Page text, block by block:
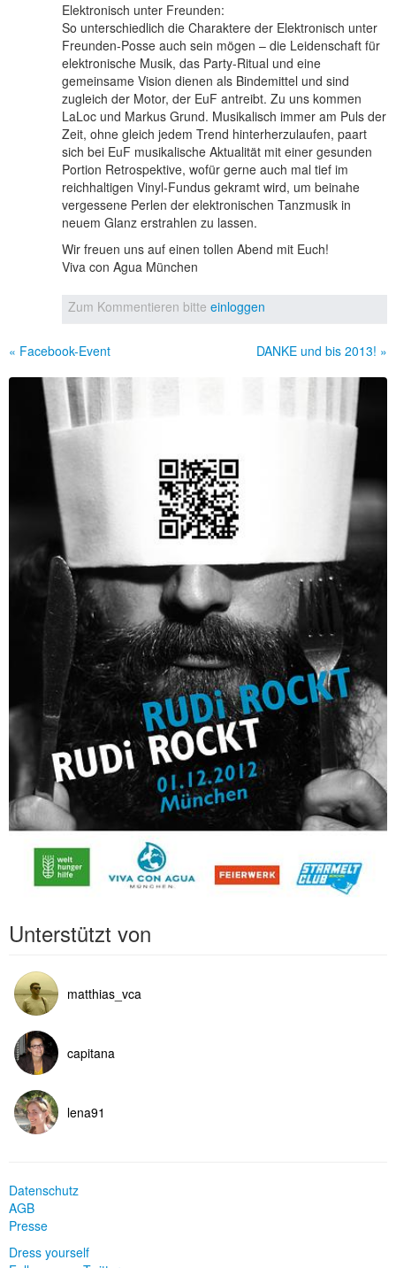
Elektronisch unter Freunden:
So unterschiedlich die Charaktere der Elektronisch unter
Freunden-Posse auch sein mögen – die Leidenschaft für
elektronische Musik, das Party-Ritual und eine
gemeinsame Vision dienen als Bindemittel und sind
zugleich der Motor, der EuF antreibt. Zu uns kommen
LaLoc und Markus Grund. Musikalisch immer am Puls der
Zeit, ohne gleich jedem Trend hinterherzulaufen, paart
sich bei EuF musikalische Aktualität mit einer gesunden
Portion Retrospektive, wofür gerne auch mal tief im
reichhaltigen Vinyl-Fundus gekramt wird, um beinahe
vergessene Perlen der elektronischen Tanzmusik in
neuem Glanz erstrahlen zu lassen.
Wir freuen uns auf einen tollen Abend mit Euch!
Viva con Agua München
Zum Kommentieren bitte einloggen
« Facebook-Event DANKE und bis 2013! »
Unterstützt von
matthias_vca
capitana
lena91
Datenschutz
AGB
Presse
Dress yourself